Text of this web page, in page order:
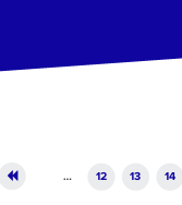
… 12 13 14